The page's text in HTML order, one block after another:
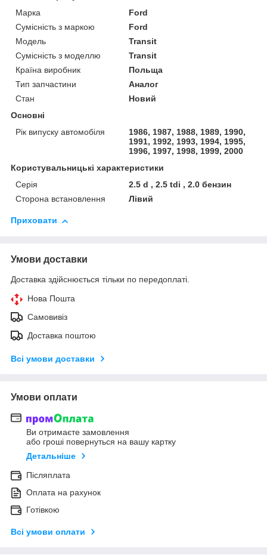
Марка
Ford
Сумісність з маркою
Ford
Модель
Transit
Сумісність з моделлю
Transit
Країна виробник
Польща
Тип запчастини
Аналог
Стан
Новий
Основні
Рік випуску автомобіля
1986, 1987, 1988, 1989, 1990,
1991, 1992, 1993, 1994, 1995,
1996, 1997, 1998, 1999, 2000
Користувальницькі характеристики
Серія
2.5 d , 2.5 tdi , 2.0 бензин
Сторона встановлення
Лівий
Приховати
Умови доставки
Доставка здійснюється тільки по передоплаті.
Нова Пошта
Самовивіз
Доставка поштою
Всі умови доставки
Умови оплати
Ви отримаєте замовлення
або гроші повернуться на вашу картку
Детальніше
Післяплата
Оплата на рахунок
Готівкою
Всі умови оплати